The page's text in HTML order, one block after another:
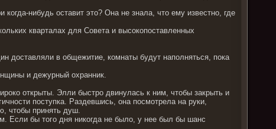
нибудь оставит это? Она не знала, что ему известно, где
кварталах для Совета и высокопоставленных
доставляли в общежитие, комнаты будут наполняться, пока
и дежурный охранник.
открыты. Элли быстро двинулась к ним, чтобы закрыть и
поступка. Раздевшись, она посмотрела на руки,
чтобы принять душ.
Если бы того дня никогда не было, у нее был бы шанс